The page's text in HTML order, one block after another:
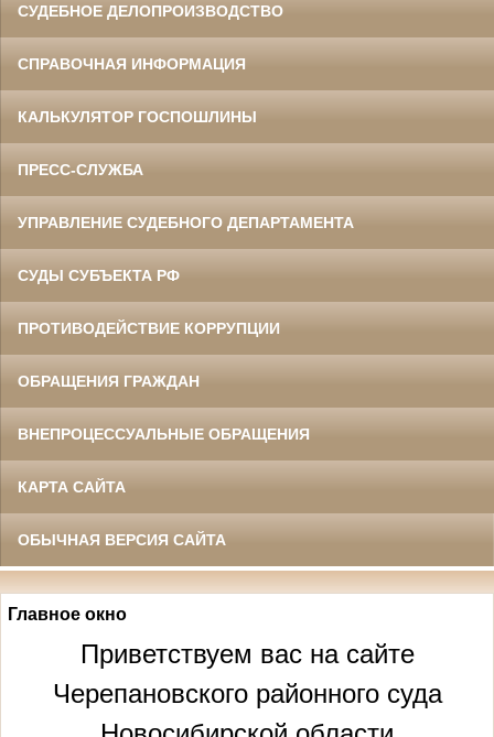
СУДЕБНОЕ ДЕЛОПРОИЗВОДСТВО
СПРАВОЧНАЯ ИНФОРМАЦИЯ
КАЛЬКУЛЯТОР ГОСПОШЛИНЫ
ПРЕСС-СЛУЖБА
УПРАВЛЕНИЕ СУДЕБНОГО ДЕПАРТАМЕНТА
СУДЫ СУБЪЕКТА РФ
ПРОТИВОДЕЙСТВИЕ КОРРУПЦИИ
ОБРАЩЕНИЯ ГРАЖДАН
ВНЕПРОЦЕССУАЛЬНЫЕ ОБРАЩЕНИЯ
КАРТА САЙТА
ОБЫЧНАЯ ВЕРСИЯ САЙТА
Главное окно
Приветствуем вас на сайте
Черепановского районного суда